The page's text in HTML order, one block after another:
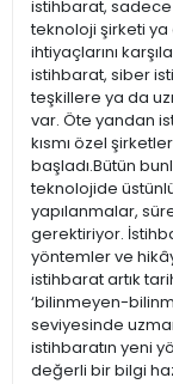
istihbarat, sadece
teknoloji şirketi
ihtiyaçlarını
istihbarat, siber
teşkillere ya da
var. Öte yandan
kısmı özel
başladı.Bütün
teknolojide
yapılanmalar,
gerektiriyor.
yöntemler ve
istihbarat artık
‘bilinmeyen-
seviyesinde
istihbaratın yeni
değerli bir bilgi